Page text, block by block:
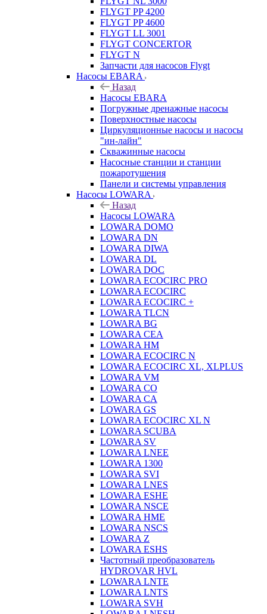
FLYGT PP 4200
FLYGT PP 4600
FLYGT LL 3001
FLYGT CONCERTOR
FLYGT N
Запчасти для насосов Flygt
Насосы EBARA
Назад
Насосы EBARA
Погружные дренажные насосы
Поверхностные насосы
Циркуляционные насосы и насосы
"ин-лайн"
Скважинные насосы
Насосные станции и станции
пожаротушения
Панели и системы управления
Насосы LOWARA
Назад
Насосы LOWARA
LOWARA DOMO
LOWARA DN
LOWARA DIWA
LOWARA DL
LOWARA DOC
LOWARA ECOCIRC PRO
LOWARA ECOCIRC
LOWARA ECOCIRC +
LOWARA TLCN
LOWARA BG
LOWARA CEA
LOWARA HM
LOWARA ECOCIRC N
LOWARA ECOCIRC XL, XLPLUS
LOWARA VM
LOWARA CO
LOWARA CA
LOWARA GS
LOWARA ECOCIRC XL N
LOWARA SCUBA
LOWARA SV
LOWARA LNEE
LOWARA 1300
LOWARA SVI
LOWARA LNES
LOWARA ESHE
LOWARA NSCE
LOWARA HME
LOWARA NSCS
LOWARA Z
LOWARA ESHS
Частотный преобразователь
HYDROVAR HVL
LOWARA LNTE
LOWARA LNTS
LOWARA SVH